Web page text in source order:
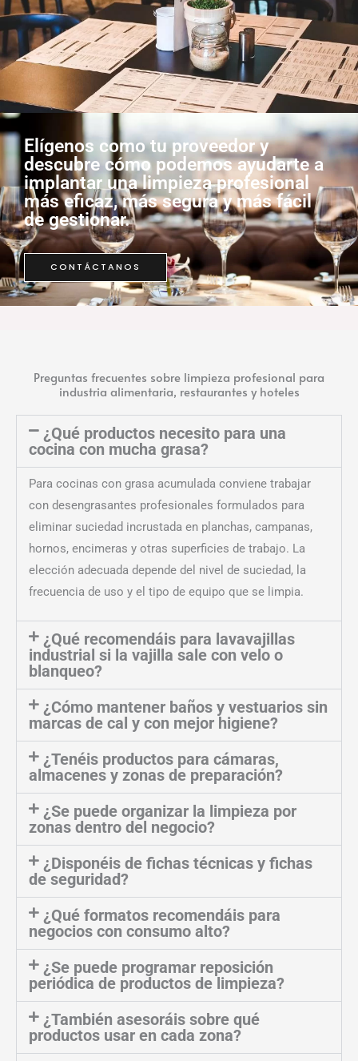
Elígenos como tu proveedor y
descubre cómo podemos ayudarte a
implantar una limpieza profesional
más eficaz, más segura y más fácil
de gestionar.
CONTÁCTANOS
Preguntas frecuentes sobre limpieza profesional para
industria alimentaria, restaurantes y hoteles
¿Qué productos necesito para una
cocina con mucha grasa?
Para cocinas con grasa acumulada conviene trabajar
con desengrasantes profesionales formulados para
eliminar suciedad incrustada en planchas, campanas,
hornos, encimeras y otras superficies de trabajo. La
elección adecuada depende del nivel de suciedad, la
frecuencia de uso y el tipo de equipo que se limpia.
¿Qué recomendáis para lavavajillas
industrial si la vajilla sale con velo o
blanqueo?
¿Cómo mantener baños y vestuarios sin
marcas de cal y con mejor higiene?
¿Tenéis productos para cámaras,
almacenes y zonas de preparación?
¿Se puede organizar la limpieza por
zonas dentro del negocio?
¿Disponéis de fichas técnicas y fichas
de seguridad?
¿Qué formatos recomendáis para
negocios con consumo alto?
¿Se puede programar reposición
periódica de productos de limpieza?
¿También asesoráis sobre qué
productos usar en cada zona?